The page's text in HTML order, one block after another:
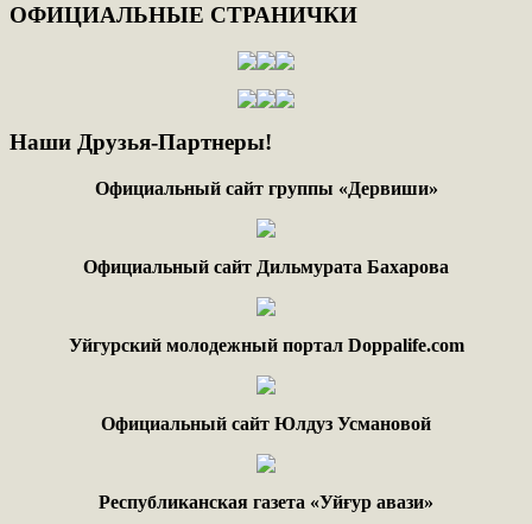
ОФИЦИАЛЬНЫЕ СТРАНИЧКИ
Наши Друзья-Партнеры!
Официальный сайт группы «Дервиши»
Официальный сайт Дильмурата Бахарова
Уйгурский молодежный портал Doppalife.com
Официальный сайт Юлдуз Усмановой
Республиканская газета «Уйғур авази»